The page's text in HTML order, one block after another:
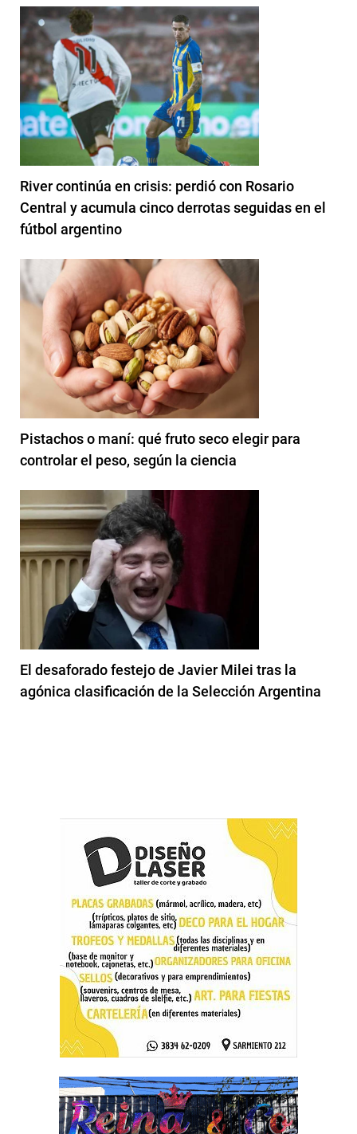
River continúa en crisis: perdió con Rosario
Central y acumula cinco derrotas seguidas en el
fútbol argentino
Pistachos o maní: qué fruto seco elegir para
controlar el peso, según la ciencia
El desaforado festejo de Javier Milei tras la
agónica clasificación de la Selección Argentina